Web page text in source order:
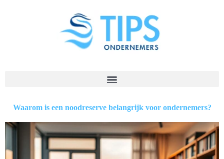
Waarom is een noodreserve belangrijk voor ondernemers?